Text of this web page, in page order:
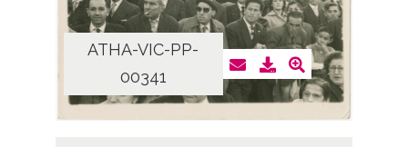
ATHA-VIC-PP-
00341